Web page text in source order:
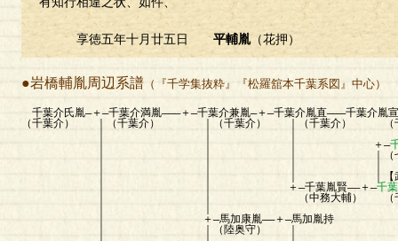
享徳五年十月廿五日平輔胤（花押）
●岩橋輔胤周辺系譜 （『千学集抜粋』『松羅舘本千葉系図』中心）
千葉介氏胤―＋―千葉介満胤―――＋―千葉介兼胤―＋―千葉介胤直―――千葉介胤宣
（千葉介） ｜（千葉介） ｜（千葉介） ｜（千葉介） （千
｜ ｜ ｜ ＋―
｜ ｜ ｜ ｜（七郎
｜ ｜ ｜ ｜【武蔵千葉
｜ ｜ ＋―千葉胤賢――＋―千
｜ ｜ （中務大輔） （千葉介）
｜ ＋―馬加康胤――＋―馬加胤持
｜ ｜（陸奥守） ｜